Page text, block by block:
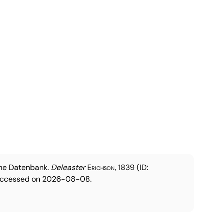
Datenbank. DeleasterErichson, 1839(ID:
on 2026-08-08.